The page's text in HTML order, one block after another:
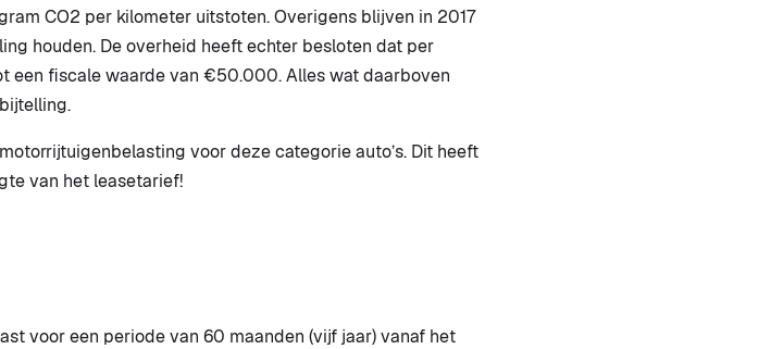
CO2 per kilometer uitstoten. Overigens blijven in 2017
houden. De overheid heeft echter besloten dat per
een fiscale waarde van €50.000. Alles wat daarboven
voor deze categorie auto’s. Dit heeft
van het leasetarief!
voor een periode van 60 maanden (vijf jaar) vanaf het